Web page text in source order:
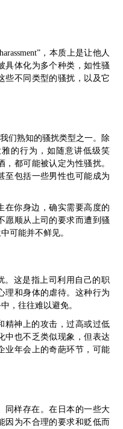
，本质上是让他人
具体化为多个种类，如性骚
些不同类型的骚扰，以及它
们熟知的骚扰类型之一。除
的行为，如随意讲低级笑
都可能被认定为性骚扰。
至包括一些男性也可能成为
在你身边，确实需要高度的
愿顺从上司的要求而遭到骚
可能并不鲜见。
。这是指上司利用自己的职
理和身体的虐待。这种行为
，往往难以避免。
精神上的攻击，过高或过低
中也不乏类似现象，但表达
业年会上的奇葩环节，可能
同样存在。在日本的一些大
因为不合理的要求和贬低而